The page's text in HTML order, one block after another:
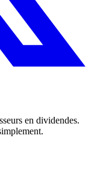
en dividendes.